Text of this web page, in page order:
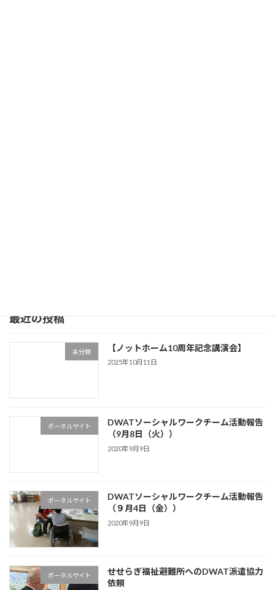
最近の投稿
未分類 【ノットホーム10周年記念講演会】
2025年10月11日
ポータルサイト
DWATソーシャルワークチーム活動報告
（9月8日（火））
2020年9月9日
ポータルサイト
DWATソーシャルワークチーム活動報告
（９月4日（金））
2020年9月9日
ポータルサイト
せせらぎ福祉避難所へのDWAT派遣協力
依頼